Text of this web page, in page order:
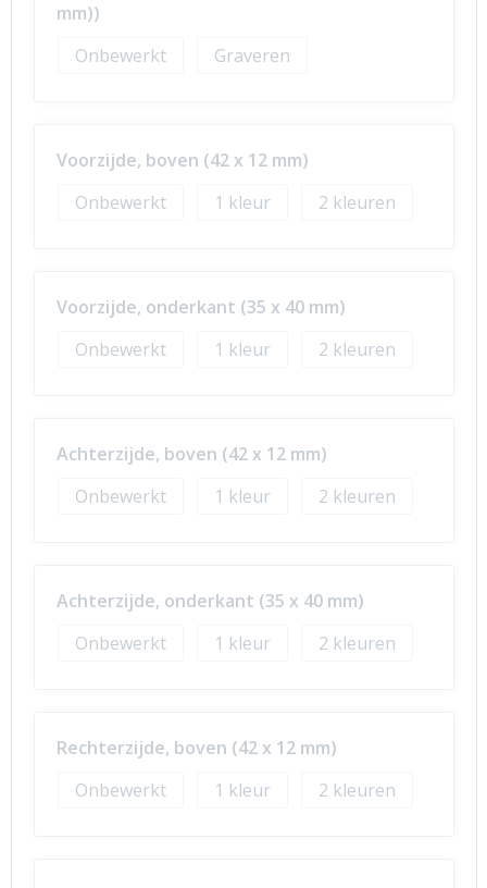
mm))
Onbewerkt
Graveren
Voorzijde, boven (42 x 12 mm)
Onbewerkt
1 2
Voorzijde, onderkant (35 x 40 mm)
Onbewerkt
1 2
Achterzijde, boven (42 x 12 mm)
Onbewerkt
1 2
Achterzijde, onderkant (35 x 40 mm)
Onbewerkt
1 2
Rechterzijde, boven (42 x 12 mm)
Onbewerkt
1 2